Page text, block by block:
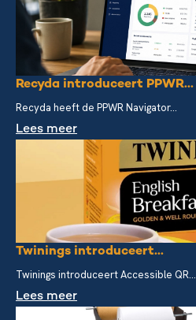
Recyda introduceert PPWR...
Recyda heeft de PPWR Navigator...
Lees meer
Twinings introduceert...
Twinings introduceert Accessible QR...
Lees meer